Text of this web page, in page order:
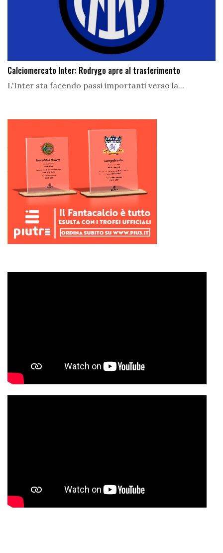
Calciomercato Inter: Rodrygo apre al trasferimento
L'Inter sta facendo passi importanti verso la...